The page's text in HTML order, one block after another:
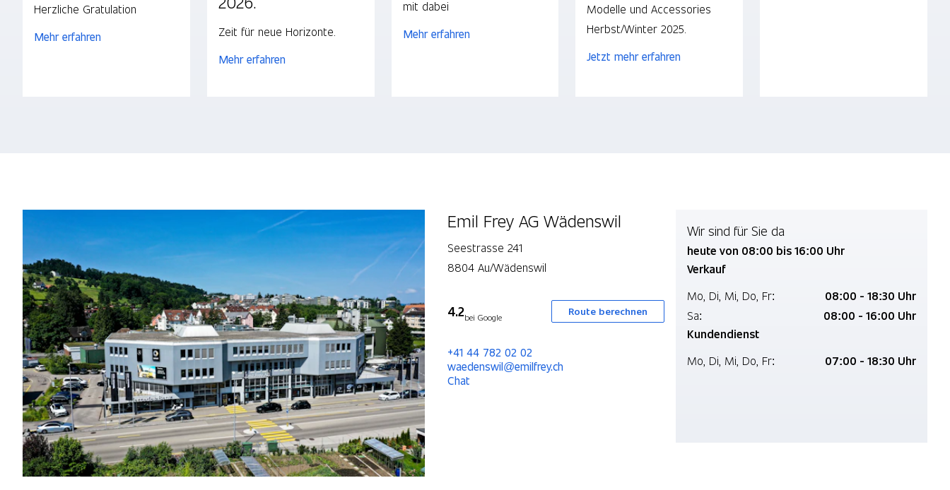
Herzliche Gratulation
Mehr erfahren
Zeit für neue Horizonte.
Mehr erfahren
mit dabei
Mehr erfahren
Modelle und Accessories
Herbst/Winter 2025.
Jetzt mehr erfahren
Emil Frey AG Wädenswil
Seestrasse 241
8804 Au/Wädenswil
4.2bei Google Route berechnen
+41 44 782 02 02
waedenswil@emilfrey.ch
Chat
Wir sind für Sie da
heute von 08:00 bis 16:00 Uhr
Verkauf
Mo, Di, Mi, Do, Fr:
08:00 - 18:30 Uhr
Sa:
08:00 - 16:00 Uhr
Kundendienst
Mo, Di, Mi, Do, Fr: 07:00 - 18:30 Uhr